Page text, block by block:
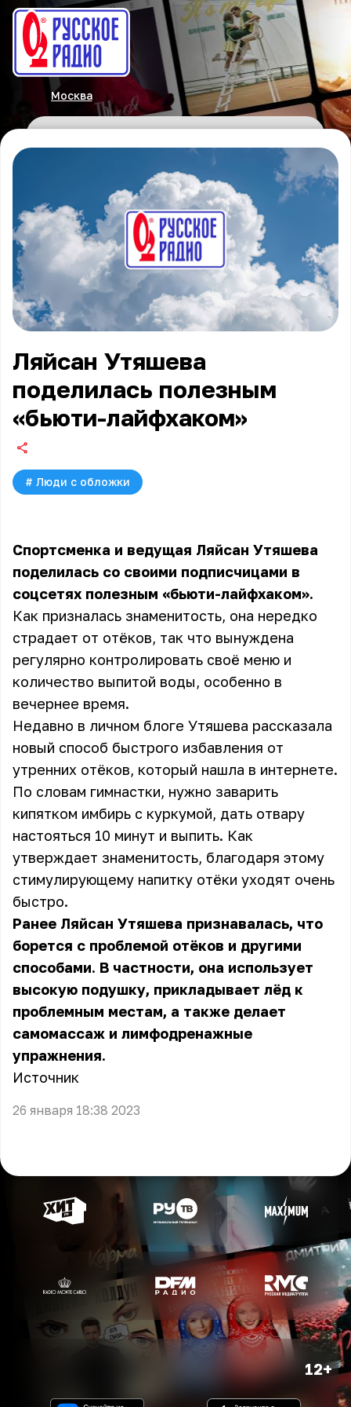
Москва
Ляйсан Утяшева
поделилась полезным
«бьюти-лайфхаком»
# Люди с обложки
Спортсменка и ведущая Ляйсан Утяшева
поделилась со своими подписчицами в
соцсетях полезным «бьюти-лайфхаком».
Как призналась знаменитость, она нередко
страдает от отёков, так что вынуждена
регулярно контролировать своё меню и
количество выпитой воды, особенно в
вечернее время.
Недавно в личном блоге Утяшева рассказала
новый способ быстрого избавления от
утренних отёков, который нашла в интернете.
По словам гимнастки, нужно заварить
кипятком имбирь с куркумой, дать отвару
настояться 10 минут и выпить. Как
утверждает знаменитость, благодаря этому
стимулирующему напитку отёки уходят очень
быстро.
Ранее Ляйсан Утяшева признавалась, что
борется с проблемой отёков и другими
способами. В частности, она использует
высокую подушку, прикладывает лёд к
проблемным местам, а также делает
самомассаж и лимфодренажные
упражнения.
Источник
26 января 18:38 2023
12+